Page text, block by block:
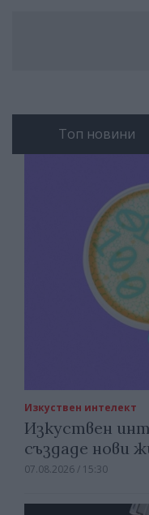
Топ новини
Изкуствен интелект
Изкуствен
създаде нови
07.08.2026 / 15:30